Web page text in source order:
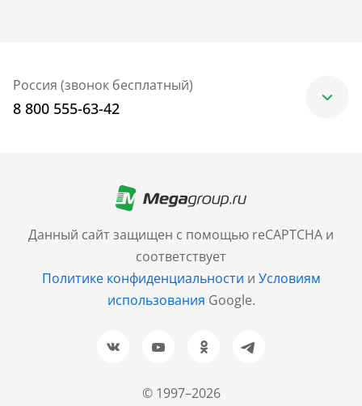
© 1997–2026
Данный сайт защищен с помощью reCAPTCHA и
соответствует
Политике конфиденциальности и Условиям
использования Google.
Россия (звонок бесплатный)
8 800 555-63-42
+7 (499) 705-30-10
Санкт-Петербург
+7 (812) 600-77-33
Барнаул
+7 (961) 999-93-93
Новосибирск